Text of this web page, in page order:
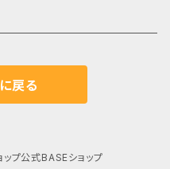
福島）
・栃木・群馬・山梨）
戻る
プ公式BASEショップ